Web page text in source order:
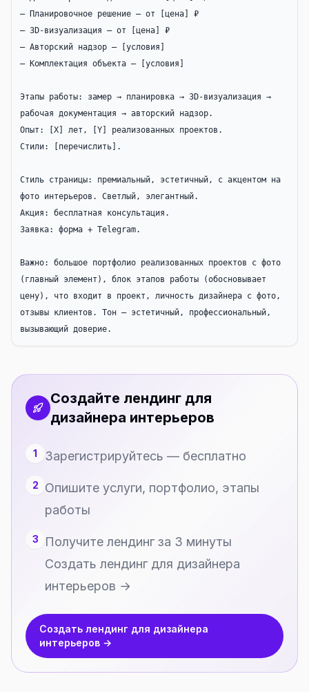
— Планировочное решение — от [цена] ₽
— 3D-визуализация — от [цена] ₽
— Авторский надзор — [условия]
— Комплектация объекта — [условия]
Этапы работы: замер → планировка → 3D-визуализация →
рабочая документация → авторский надзор.
Опыт: [X] лет, [Y] реализованных проектов.
Стили: [перечислить].
Стиль страницы: премиальный, эстетичный, с акцентом на
фото интерьеров. Светлый, элегантный.
Акция: бесплатная консультация.
Заявка: форма + Telegram.
Важно: большое портфолио реализованных проектов с фото
(главный элемент), блок этапов работы (обосновывает
цену), что входит в проект, личность дизайнера с фото,
отзывы клиентов. Тон — эстетичный, профессиональный,
вызывающий доверие.
Создайте лендинг для
дизайнера интерьеров
1 Зарегистрируйтесь — бесплатно
2
Опишите услуги, портфолио, этапы
работы
3
Получите лендинг за 3 минуты
Создать лендинг для дизайнера
интерьеров →
Создать лендинг для дизайнера
интерьеров →